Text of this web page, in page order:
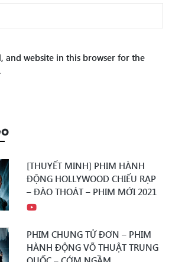
and website in this browser for the
[THUYẾT MINH] PHIM HÀNH
ĐỘNG HOLLYWOOD CHIẾU RẠP
– ĐÀO THOÁT – PHIM MỚI 2021
PHIM CHUNG TỬ ĐƠN – PHIM
HÀNH ĐỘNG VÕ THUẬT TRUNG